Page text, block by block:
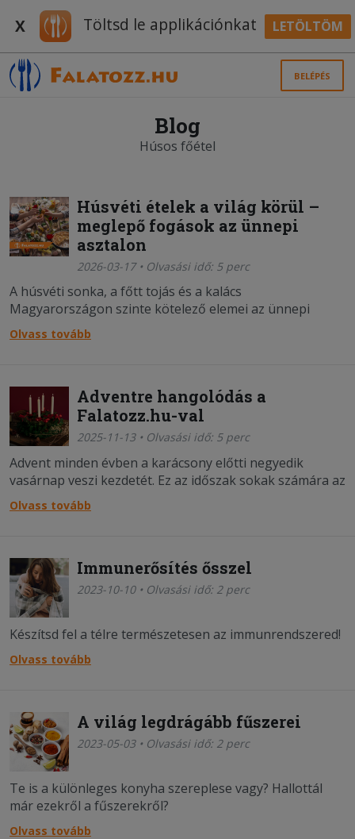
X Töltsd le applikációnkat LETÖLTÖM
BELÉPÉS
Blog
Húsos főétel
Húsvéti ételek a világ körül –
meglepő fogások az ünnepi
asztalon
2026-03-17 • Olvasási idő: 5 perc
A húsvéti sonka, a főtt tojás és a kalács
Magyarországon szinte kötelező elemei az ünnepi
asztalnak. De vajon mit esznek húsvétkor a világ más
részein?
Olvass tovább
Adventre hangolódás a
Falatozz.hu-val
2025-11-13 • Olvasási idő: 5 perc
Advent minden évben a karácsony előtti negyedik
vasárnap veszi kezdetét. Ez az időszak sokak számára az
év egyik legkedvesebb része: négy hét, amely átvezet az
őszi szürkeségből a meghitt, fényekkel teli decemberbe.
Olvass tovább
Immunerősítés ősszel
2023-10-10 • Olvasási idő: 2 perc
Készítsd fel a télre természetesen az immunrendszered!
Olvass tovább
A világ legdrágább fűszerei
2023-05-03 • Olvasási idő: 2 perc
Te is a különleges konyha szereplese vagy? Hallottál
már ezekről a fűszerekről?
Olvass tovább